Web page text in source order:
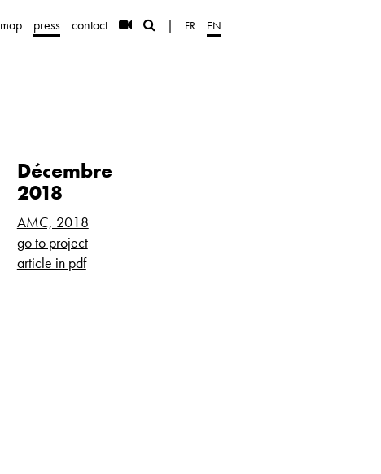
map press contact | FR EN
Décembre
2018
AMC, 2018
go to project
article in pdf